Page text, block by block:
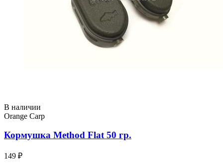
В наличии
Orange Carp
Кормушка Method Flat 50 гр.
149 ₽